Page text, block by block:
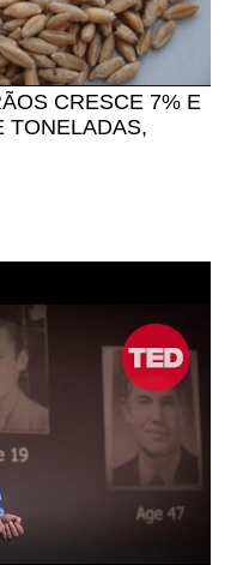
CRESCE 7% E
TONELADAS,